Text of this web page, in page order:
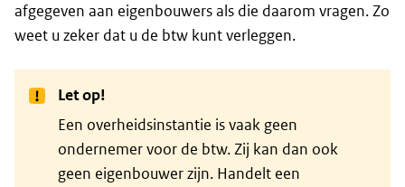
afgegeven aan eigenbouwers als die daarom vragen. Zo
weet u zeker dat u de btw kunt verleggen.
Let op!
Een overheidsinstantie is vaak geen
ondernemer voor de btw. Zij kan dan ook
geen eigenbouwer zijn. Handelt een